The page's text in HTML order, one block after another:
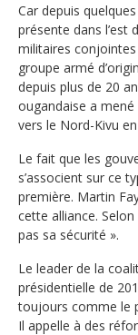
Car depuis
présente dans l’est
militaires
groupe armé
depuis plus de 20
ougandaise a mené
vers le Nord-Kivu en
Le fait que les
s’associent sur ce
première. Martin
cette alliance.
pas sa sécurité ».
Le leader de la
présidentielle de
toujours comme le
Il appelle à des